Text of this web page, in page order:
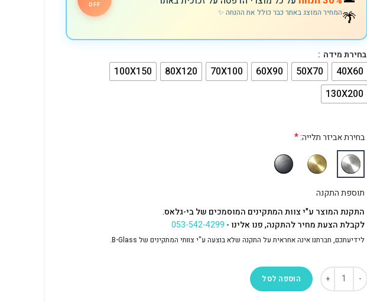
🌴המחיר המוצג באתר כבר כולל את ההנחה ✨
OFF
בחירת מידה
40X60
50X70
60X90
70X100
80X120
100X150
130X200
בחירת אביזר תלייה:*
תוספת התקנה
התקנת המוצר ע"י צוות המתקינים המוסמכים של בי-גלאס.
לקבלת הצעת מחיר להתקנה, פנו אלינו -053-542-4299
לידיעתכם, חברתנו אינה אחראית על התקנה שלא בוצעה ע"י צוותי המתקינים של B-Glass.
הוספה לסל